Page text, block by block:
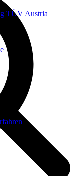
TÜV Austria